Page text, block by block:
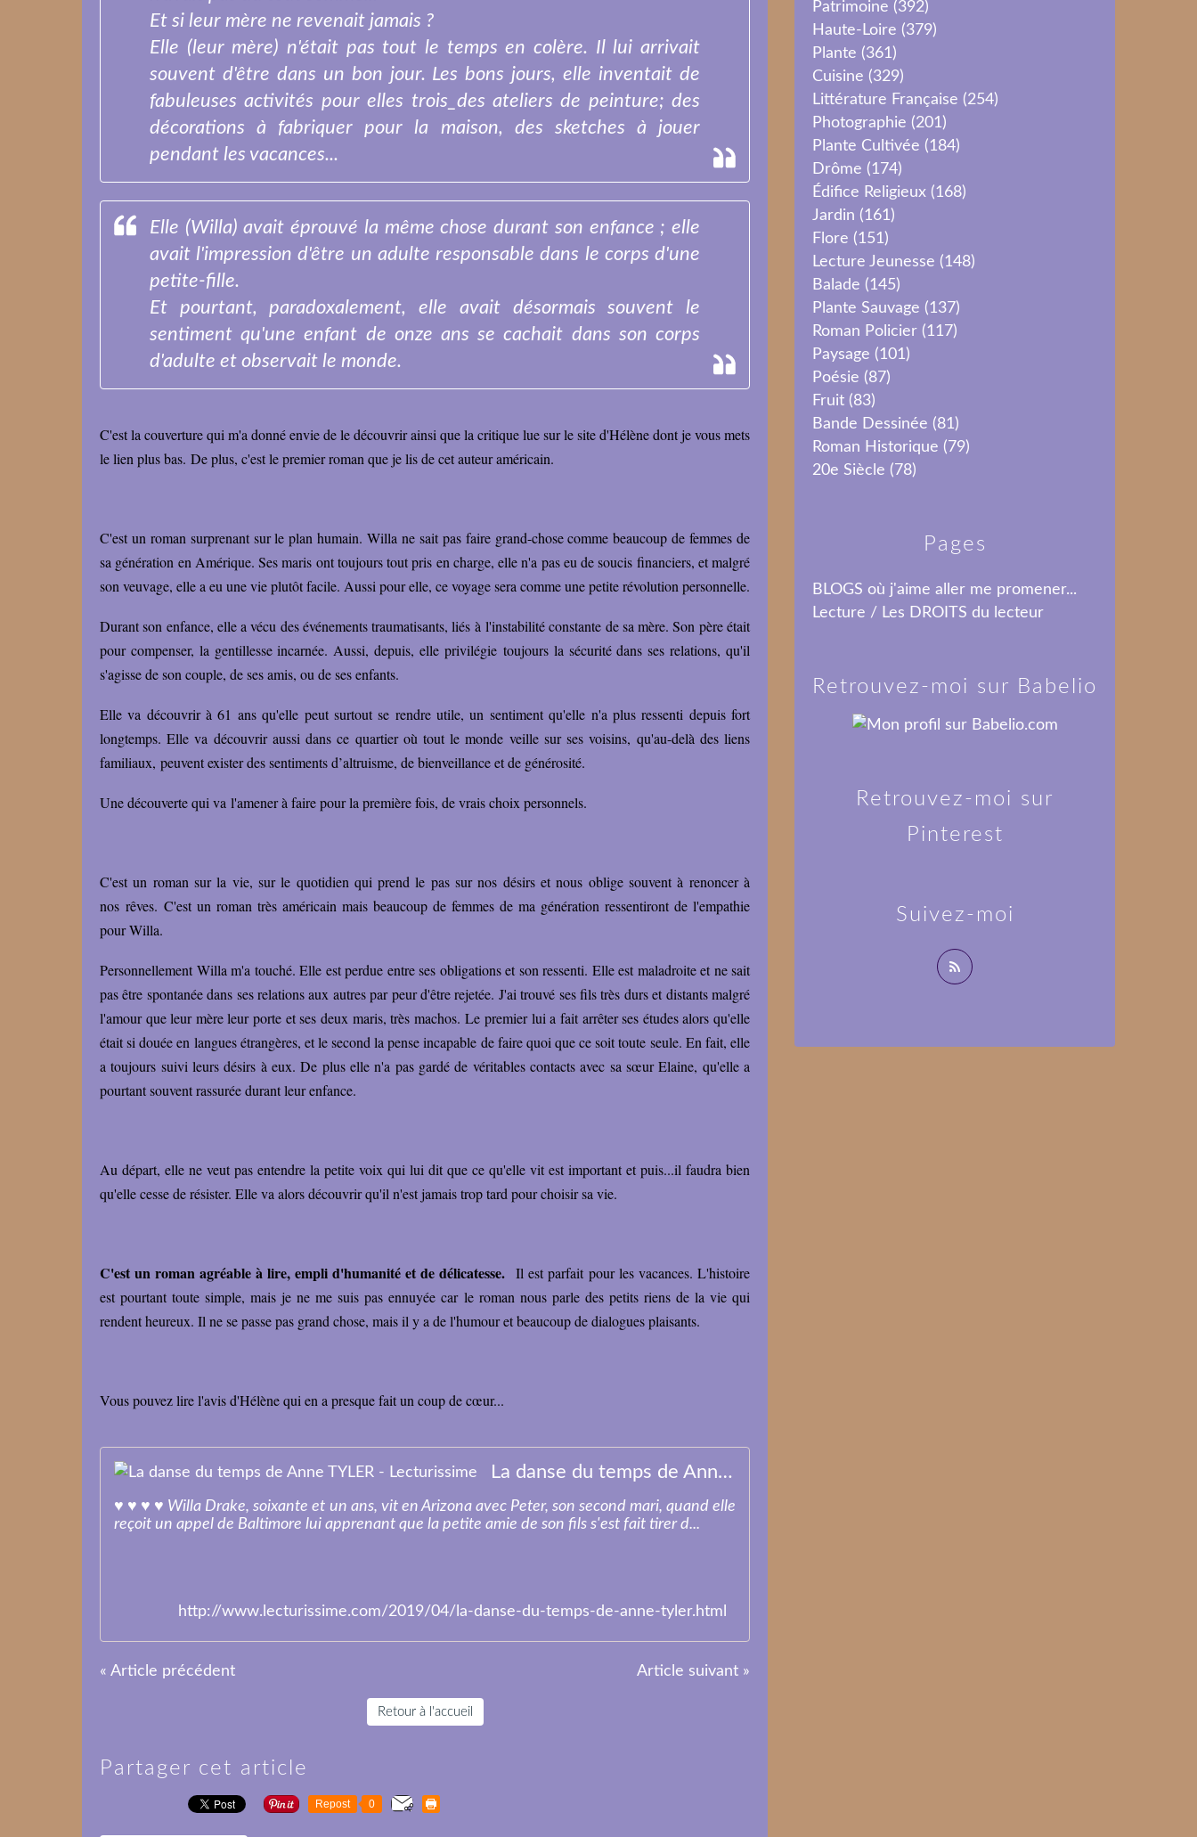
Et si leur mère ne revenait jamais ?
Elle (leur mère) n'était pas tout le temps en colère. Il lui arrivait
souvent d'être dans un bon jour. Les bons jours, elle inventait de
fabuleuses activités pour elles trois_des ateliers de peinture; des
décorations à fabriquer pour la maison, des sketches à jouer
pendant les vacances...
Elle (Willa) avait éprouvé la même chose durant son enfance ; elle
avait l'impression d'être un adulte responsable dans le corps d'une
petite-fille.
Et pourtant, paradoxalement, elle avait désormais souvent le
sentiment qu'une enfant de onze ans se cachait dans son corps
d'adulte et observait le monde.
C'est la couverture qui m'a donné envie de le découvrir ainsi que la critique lue sur le site d'Hélène dont je vous mets
le lien plus bas. De plus, c'est le premier roman que je lis de cet auteur américain.
C'est un roman surprenant sur le plan humain. Willa ne sait pas faire grand-chose comme beaucoup de femmes de
sa génération en Amérique. Ses maris ont toujours tout pris en charge, elle n'a pas eu de soucis financiers, et malgré
son veuvage, elle a eu une vie plutôt facile. Aussi pour elle, ce voyage sera comme une petite révolution personnelle.
Durant son enfance, elle a vécu des événements traumatisants, liés à l'instabilité constante de sa mère. Son père était
pour compenser, la gentillesse incarnée. Aussi, depuis, elle privilégie toujours la sécurité dans ses relations, qu'il
s'agisse de son couple, de ses amis, ou de ses enfants.
Elle va découvrir à 61 ans qu'elle peut surtout se rendre utile, un sentiment qu'elle n'a plus ressenti depuis fort
longtemps. Elle va découvrir aussi dans ce quartier où tout le monde veille sur ses voisins, qu'au-delà des liens
familiaux, peuvent exister des sentiments d’altruisme, de bienveillance et de générosité.
Une découverte qui va l'amener à faire pour la première fois, de vrais choix personnels.
C'est un roman sur la vie, sur le quotidien qui prend le pas sur nos désirs et nous oblige souvent à renoncer à
nos rêves. C'est un roman très américain mais beaucoup de femmes de ma génération ressentiront de l'empathie
pour Willa.
Personnellement Willa m'a touché. Elle est perdue entre ses obligations et son ressenti. Elle est maladroite et ne sait
pas être spontanée dans ses relations aux autres par peur d'être rejetée. J'ai trouvé ses fils très durs et distants malgré
l'amour que leur mère leur porte et ses deux maris, très machos. Le premier lui a fait arrêter ses études alors qu'elle
était si douée en langues étrangères, et le second la pense incapable de faire quoi que ce soit toute seule. En fait, elle
a toujours suivi leurs désirs à eux. De plus elle n'a pas gardé de véritables contacts avec sa sœur Elaine, qu'elle a
pourtant souvent rassurée durant leur enfance.
Au départ, elle ne veut pas entendre la petite voix qui lui dit que ce qu'elle vit est important et puis...il faudra bien
qu'elle cesse de résister. Elle va alors découvrir qu'il n'est jamais trop tard pour choisir sa vie.
C'est un roman agréable à lire, empli d'humanité et de délicatesse. Il est parfait pour les vacances. L'histoire
est pourtant toute simple, mais je ne me suis pas ennuyée car le roman nous parle des petits riens de la vie qui
rendent heureux. Il ne se passe pas grand chose, mais il y a de l'humour et beaucoup de dialogues plaisants.
Vous pouvez lire l'avis d'Hélène qui en a presque fait un coup de cœur...
La danse du temps de Anne TYLER - Lecturissime
♥ ♥ ♥ ♥ Willa Drake, soixante et un ans, vit en Arizona avec Peter, son second mari, quand elle
reçoit un appel de Baltimore lui apprenant que la petite amie de son fils s'est fait tirer d...
http://www.lecturissime.com/2019/04/la-danse-du-temps-de-anne-tyler.html
« Article précédent Article suivant »
Retour à l'accueil
Partager cet article
Repost 0
Patrimoine (392)
Haute-Loire (379)
Plante (361)
Cuisine (329)
Littérature Française (254)
Photographie (201)
Plante Cultivée (184)
Drôme (174)
Édifice Religieux (168)
Jardin (161)
Flore (151)
Lecture Jeunesse (148)
Balade (145)
Plante Sauvage (137)
Roman Policier (117)
Paysage (101)
Poésie (87)
Fruit (83)
Bande Dessinée (81)
Roman Historique (79)
20e Siècle (78)
Pages
BLOGS où j'aime aller me promener...
Lecture / Les DROITS du lecteur
Suivez-moi
Retrouvez-moi sur Babelio
Retrouvez-moi sur
Pinterest